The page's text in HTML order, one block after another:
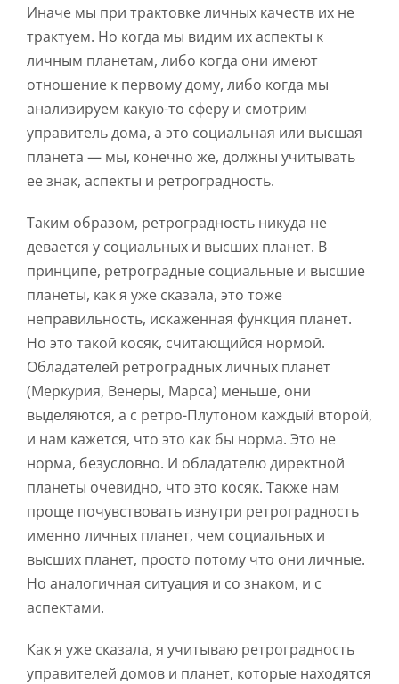
Иначе мы при трактовке личных качеств их не
трактуем. Но когда мы видим их аспекты к
личным планетам, либо когда они имеют
отношение к первому дому, либо когда мы
анализируем какую-то сферу и смотрим
управитель дома, а это социальная или высшая
планета — мы, конечно же, должны учитывать
ее знак, аспекты и ретроградность.
Таким образом, ретроградность никуда не
девается у социальных и высших планет. В
принципе, ретроградные социальные и высшие
планеты, как я уже сказала, это тоже
неправильность, искаженная функция планет.
Но это такой косяк, считающийся нормой.
Обладателей ретроградных личных планет
(Меркурия, Венеры, Марса) меньше, они
выделяются, а с ретро-Плутоном каждый второй,
и нам кажется, что это как бы норма. Это не
норма, безусловно. И обладателю директной
планеты очевидно, что это косяк. Также нам
проще почувствовать изнутри ретроградность
именно личных планет, чем социальных и
высших планет, просто потому что они личные.
Но аналогичная ситуация и со знаком, и с
аспектами.
Как я уже сказала, я учитываю ретроградность
управителей домов и планет, которые находятся